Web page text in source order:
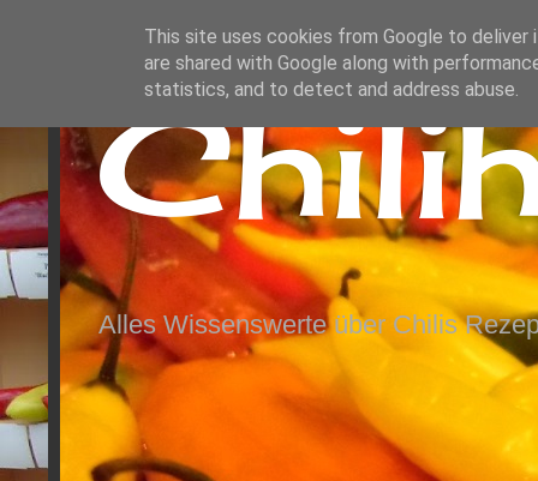
Alles Wissenswerte über Chilis
This site uses cookies from Google to deliver
are shared with Google along with
statistics, and to detect and address abuse.